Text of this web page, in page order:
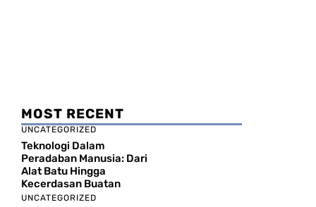
MOST RECENT
UNCATEGORIZED
Teknologi Dalam
Peradaban Manusia: Dari
Alat Batu Hingga
Kecerdasan Buatan
UNCATEGORIZED